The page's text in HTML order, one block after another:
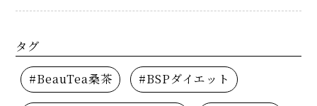
タグ
#BeauTea桑茶 #BSPダイエット